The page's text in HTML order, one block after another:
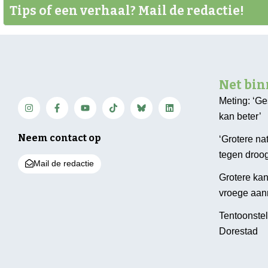
Tips of een verhaal? Mail de redactie!
Neem contact op
Mail de redactie
Net
Meting:
kan beter’
‘Grotere
tegen
Grotere
vroege
Dorestad